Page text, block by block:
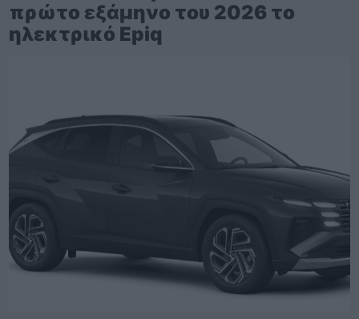
πρώτο εξάμηνο του 2026 το
ηλεκτρικό Epiq